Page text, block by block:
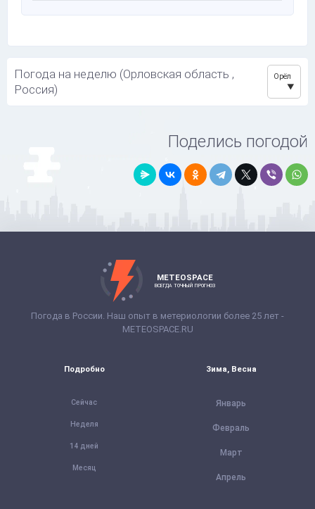
Погода на неделю (Орловская область ,
Россия)
Орёл
Поделись погодой
METEOSPACE
ВСЕГДА ТОЧНЫЙ ПРОГНОЗ
Погода в России. Наш опыт в метериологии более 25 лет -
METEOSPACE.RU
Подробно
Сейчас
Неделя
14 дней
Месяц
Зима, Весна
Январь
Февраль
Март
Апрель